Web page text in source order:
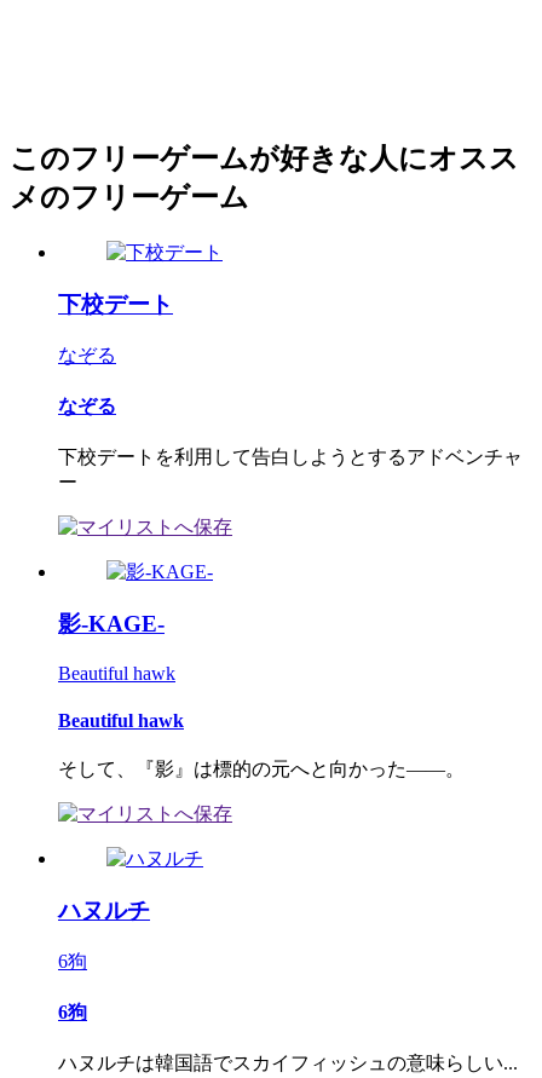
このフリーゲームが好きな人にオスス
メのフリーゲーム
下校デート
なぞる
なぞる
下校デートを利用して告白しようとするアドベンチャ
ー
影-KAGE-
Beautiful hawk
Beautiful hawk
そして、『影』は標的の元へと向かった――。
ハヌルチ
6狗
6狗
ハヌルチは韓国語でスカイフィッシュの意味らしい...